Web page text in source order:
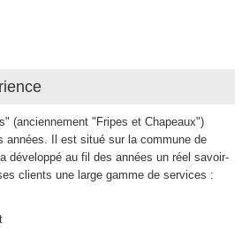
(anciennement "Fripes et Chapeaux")
années. Il est situé sur la commune de
développé au fil des années un réel savoir-
clients une large gamme de services :